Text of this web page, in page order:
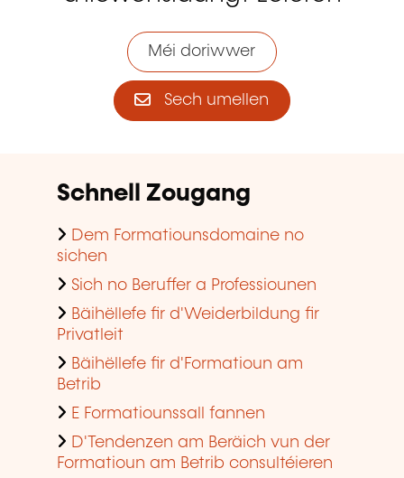
Méi doriwwer
Sech umellen
Schnell Zougang
Dem Formatiounsdomaine no
sichen
Sich no Beruffer a Professiounen
Bäihëllefe fir d'Weiderbildung fir
Privatleit
Bäihëllefe fir d'Formatioun am
Betrib
E Formatiounssall fannen
D'Tendenzen am Beräich vun der
Formatioun am Betrib consultéieren